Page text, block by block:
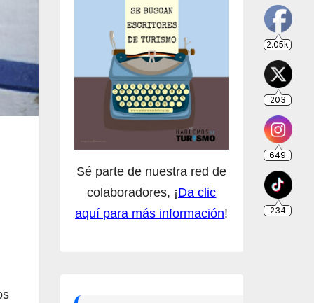
Sé parte de nuestra red de
colaboradores, ¡Da clic
aquí para más información!